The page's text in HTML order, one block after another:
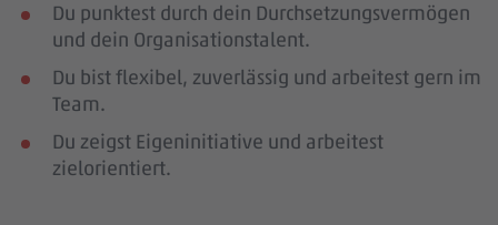
Du punktest durch dein Durchsetzungsvermögen
und dein Organisationstalent.
Du bist flexibel, zuverlässig und arbeitest gern im
Team.
Du zeigst Eigeninitiative und arbeitest
zielorientiert.